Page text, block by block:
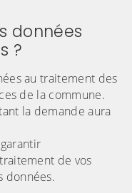
données
?
au traitement des
de la commune.
la demande aura
de vos
données.